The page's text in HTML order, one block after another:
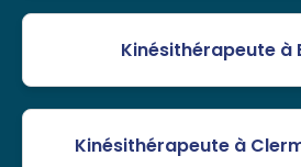
Kinésithérapeute à
Kinésithérapeute à